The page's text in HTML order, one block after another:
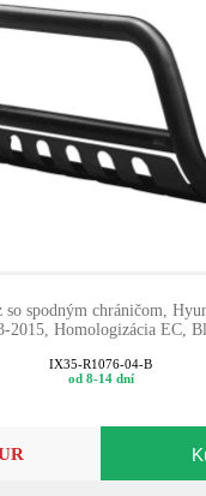
so spodným chráničom,
2015, Homologizácia EC,
IX35-R1076-04-B
od 8-14 dní